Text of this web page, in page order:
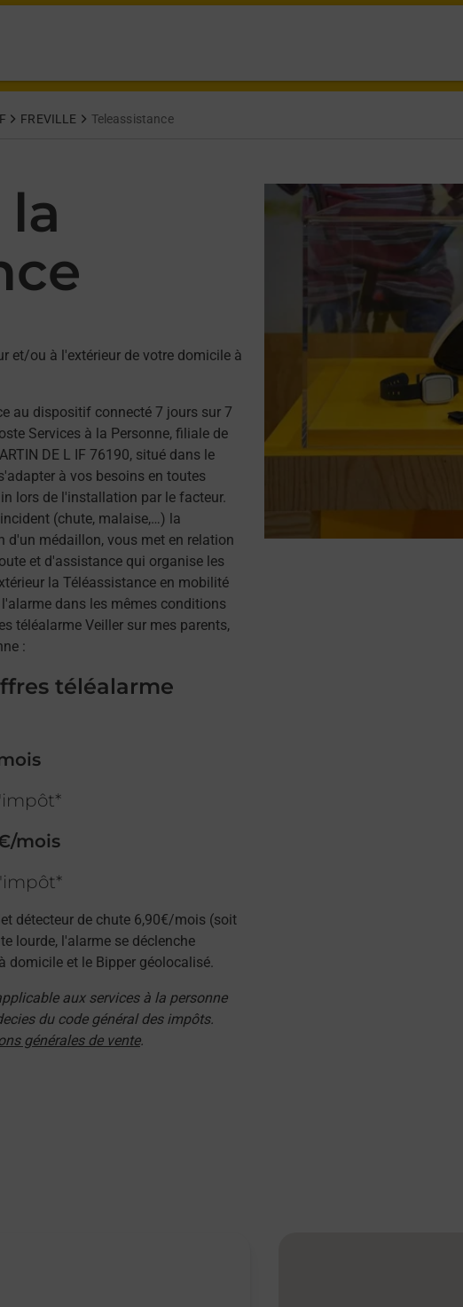
FREVILLE Teleassistance
et/ou à l'extérieur de votre domicile à
au dispositif connecté 7 jours sur 7
Services à la Personne, filiale de
DE L IF 76190, situé dans le
à vos besoins en toutes
lors de l'installation par le facteur.
(chute, malaise,…) la
d'un médaillon, vous met en relation
et d'assistance qui organise les
la Téléassistance en mobilité
dans les mêmes conditions
téléalarme Veiller sur mes parents,
:
téléalarme
mois
détecteur de chute 6,90€/mois (soit
lourde, l'alarme se déclenche
et le Bipper géolocalisé.
aux services à la personne
du code général des impôts.
générales de vente.